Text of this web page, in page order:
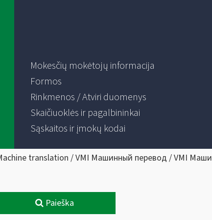
Mokesčių mokėtojų informacija
Formos
Rinkmenos / Atviri duomenys
Skaičiuoklės ir pagalbininkai
Sąskaitos ir įmokų kodai
translation / VMI Машинный перевод / VMI
Paieška